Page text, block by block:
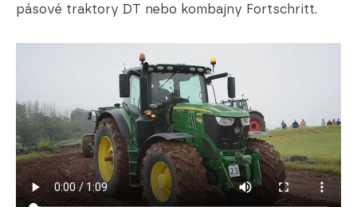
pásové traktory DT nebo kombajny Fortschritt.